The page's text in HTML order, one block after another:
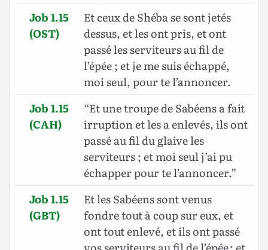
Job 1.15
(OST)
Et ceux de Shéba se sont jetés
dessus, et les ont pris, et ont
passé les serviteurs au fil de
l’épée ; et je me suis échappé,
moi seul, pour te l’annoncer.
Job 1.15
(CAH)
“Et une troupe de Sabéens a fait
irruption et les a enlevés, ils ont
passé au fil du glaive les
serviteurs ; et moi seul j’ai pu
échapper pour te l’annoncer.”
Job 1.15
(GBT)
Et les Sabéens sont venus
fondre tout à coup sur eux, et
ont tout enlevé, et ils ont passé